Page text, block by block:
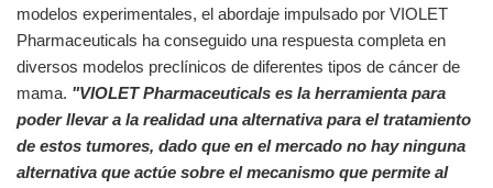
modelos experimentales, el abordaje impulsado por VIOLET
Pharmaceuticals ha conseguido una respuesta completa en
diversos modelos preclínicos de diferentes tipos de cáncer de
mama. "VIOLET Pharmaceuticals es la herramienta para
poder llevar a la realidad una alternativa para el tratamiento
de estos tumores, dado que en el mercado no hay ninguna
alternativa que actúe sobre el mecanismo que permite al